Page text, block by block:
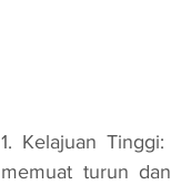
1. Kelajuan
memuat turun